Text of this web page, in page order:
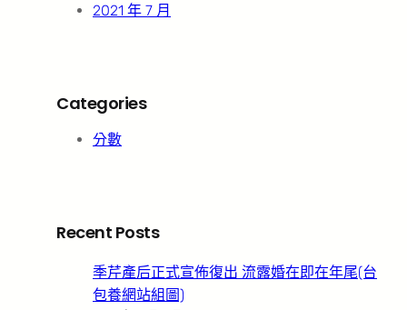
2021 年 7 月
Categories
分數
Recent Posts
季芹產后正式宣佈復出 流露婚在即在年尾(台
包養網站組圖)